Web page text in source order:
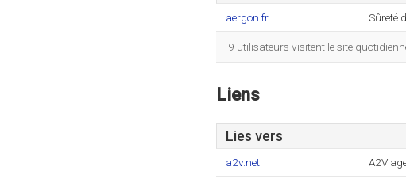
aergon.fr Sûreté
9 utilisateurs visitent le site
Liens
Lies vers
a2v.net A2V